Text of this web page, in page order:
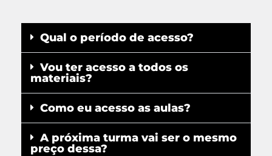
Qual o período de acesso?
Vou ter acesso a todos os
materiais?
Como eu acesso as aulas?
A próxima turma vai ser o mesmo
preço dessa?